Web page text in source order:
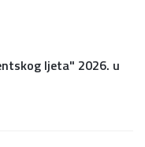
ljeta" 2026. u